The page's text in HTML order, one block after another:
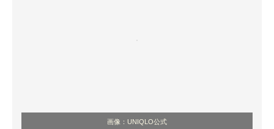
画像：UNIQLO公式